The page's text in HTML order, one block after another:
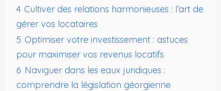
4 Cultiver des relations harmonieuses : l’art de
gérer vos locataires
5 Optimiser votre investissement : astuces
pour maximiser vos revenus locatifs
6 Naviguer dans les eaux juridiques :
comprendre la législation géorgienne